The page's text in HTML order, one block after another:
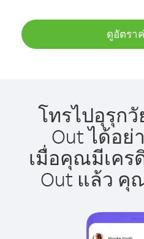
ดูอัตรา
โทรไปอุรุก
Out ได้อย่
เมื่อคุณมีเคร
Out แล้ว คุ